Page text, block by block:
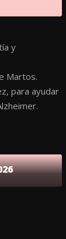
y
Martos.
, para ayudar